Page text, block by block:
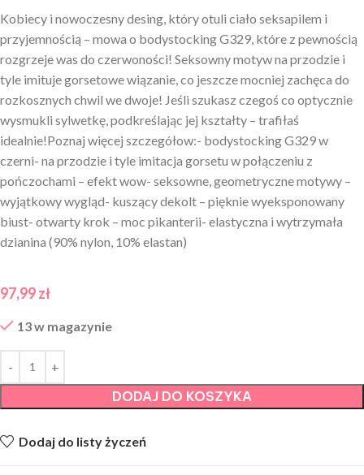
Kobiecy i nowoczesny desing, który otuli ciało seksapilem i
przyjemnością – mowa o bodystocking G329, które z pewnością
rozgrzeje was do czerwoności! Seksowny motyw na przodzie i
tyle imituje gorsetowe wiązanie, co jeszcze mocniej zachęca do
rozkosznych chwil we dwoje! Jeśli szukasz czegoś co optycznie
wysmukli sylwetkę, podkreślając jej kształty – trafiłaś
idealnie!Poznaj więcej szczegółow:- bodystocking G329 w
czerni- na przodzie i tyle imitacja gorsetu w połączeniu z
pończochami – efekt wow- seksowne, geometryczne motywy –
wyjątkowy wygląd- kuszący dekolt – pięknie wyeksponowany
biust- otwarty krok – moc pikanterii- elastyczna i wytrzymała
dzianina (90% nylon, 10% elastan)
97,99zł
13 w magazynie
DODAJ DO KOSZYKA
Dodaj do listy życzeń